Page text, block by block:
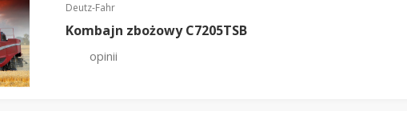
Deutz-Fahr
Kombajn zbożowy C7205TSB
opinii